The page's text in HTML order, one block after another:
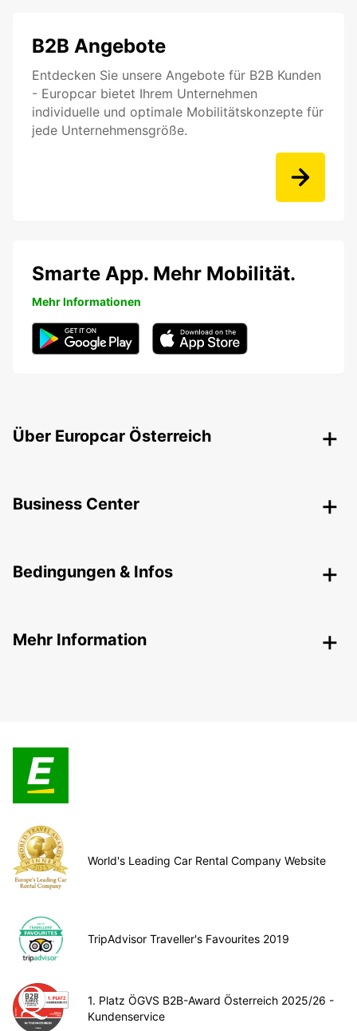
B2B Angebote
Entdecken Sie unsere Angebote für B2B Kunden
- Europcar bietet Ihrem Unternehmen
individuelle und optimale Mobilitätskonzepte für
jede Unternehmensgröße.
Smarte App. Mehr Mobilität.
Mehr Informationen
Über Europcar Österreich
Business Center
Bedingungen & Infos
Mehr Information
World's Leading Car Rental Company Website
TripAdvisor Traveller's Favourites 2019
1. Platz ÖGVS B2B-Award Österreich 2025/26 -
Kundenservice